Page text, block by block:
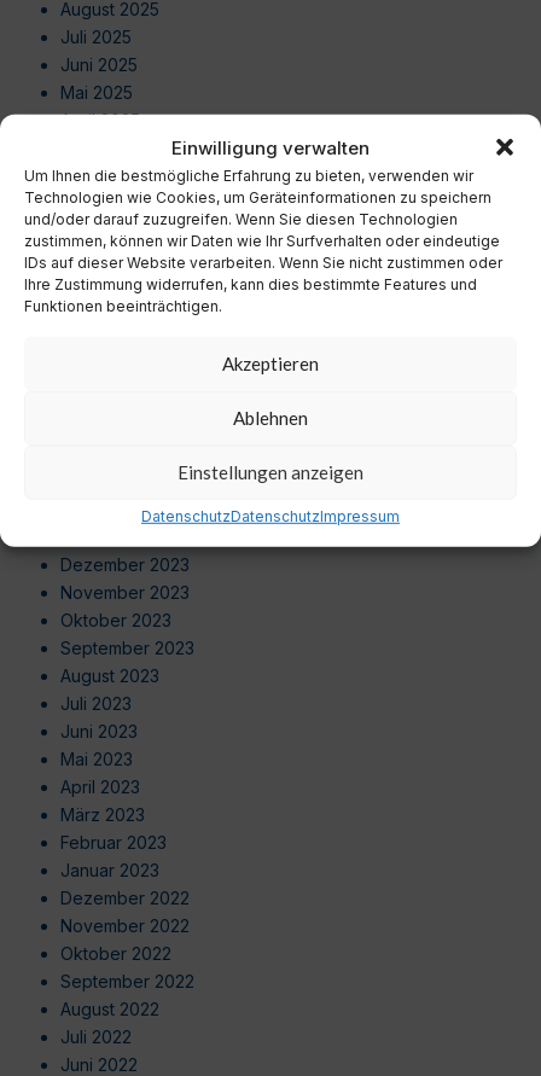
Einwilligung verwalten
Um Ihnen die bestmögliche Erfahrung zu bieten, verwenden wir
Technologien wie Cookies, um Geräteinformationen zu speichern
und/oder darauf zuzugreifen. Wenn Sie diesen Technologien
zustimmen, können wir Daten wie Ihr Surfverhalten oder eindeutige
IDs auf dieser Website verarbeiten. Wenn Sie nicht zustimmen oder
Ihre Zustimmung widerrufen, kann dies bestimmte Features und
Funktionen beeinträchtigen.
Akzeptieren
Ablehnen
Einstellungen anzeigen
DatenschutzDatenschutzImpressum
August 2025
Juli 2025
Juni 2025
Mai 2025
April 2025
Februar 2025
Januar 2025
Dezember 2024
November 2024
Oktober 2024
September 2024
Februar 2024
Dezember 2023
November 2023
Oktober 2023
September 2023
August 2023
Juli 2023
Juni 2023
Mai 2023
April 2023
März 2023
Februar 2023
Januar 2023
Dezember 2022
November 2022
Oktober 2022
September 2022
August 2022
Juli 2022
Juni 2022